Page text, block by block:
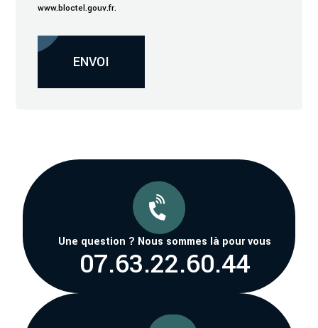
www.bloctel.gouv.fr.
ENVOI

Une question ? Nous sommes là pour vous
07.63.22.60.44